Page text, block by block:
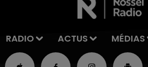
RADIO ACTUS MÉDIAS